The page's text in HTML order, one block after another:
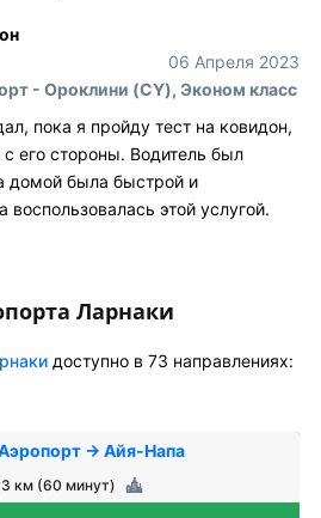
06 Апреля 2023
- Ороклини (CY), Эконом класс
пока я пройду тест на ковидон,
его стороны. Водитель был
домой была быстрой и
этой услугой.
Ларнаки
доступно в 73 направлениях:
→ Айя-Напа
км (60 минут)